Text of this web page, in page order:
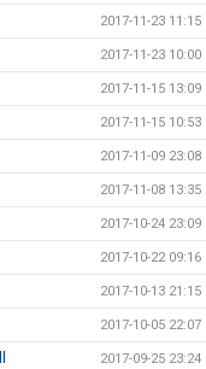
2017-11-23 11:15
2017-11-23 10:00
2017-11-15 13:09
2017-11-15 10:53
2017-11-09 23:08
2017-11-08 13:35
2017-10-24 23:09
2017-10-22 09:16
2017-10-13 21:15
2017-10-05 22:07
2017-09-25 23:24